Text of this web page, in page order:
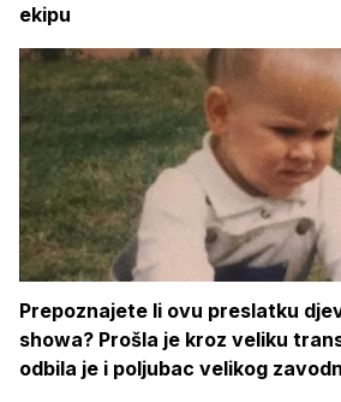
ekipu
Prepoznajete li ovu preslatku
showa? Prošla je kroz veliku
odbila je i poljubac velikog